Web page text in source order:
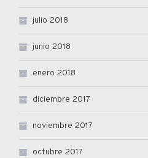
julio 2018
junio 2018
enero 2018
diciembre 2017
noviembre 2017
octubre 2017